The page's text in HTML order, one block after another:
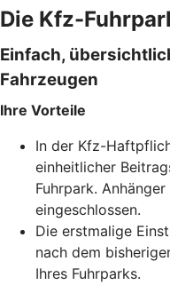
Die Kfz-
Einfach,
Fahrzeugen
Ihre Vorteile
In der Kfz-
einheitlicher
Fuhrpark.
eingeschlossen.
Die erstmalige
nach dem
Ihres Fuhrparks.